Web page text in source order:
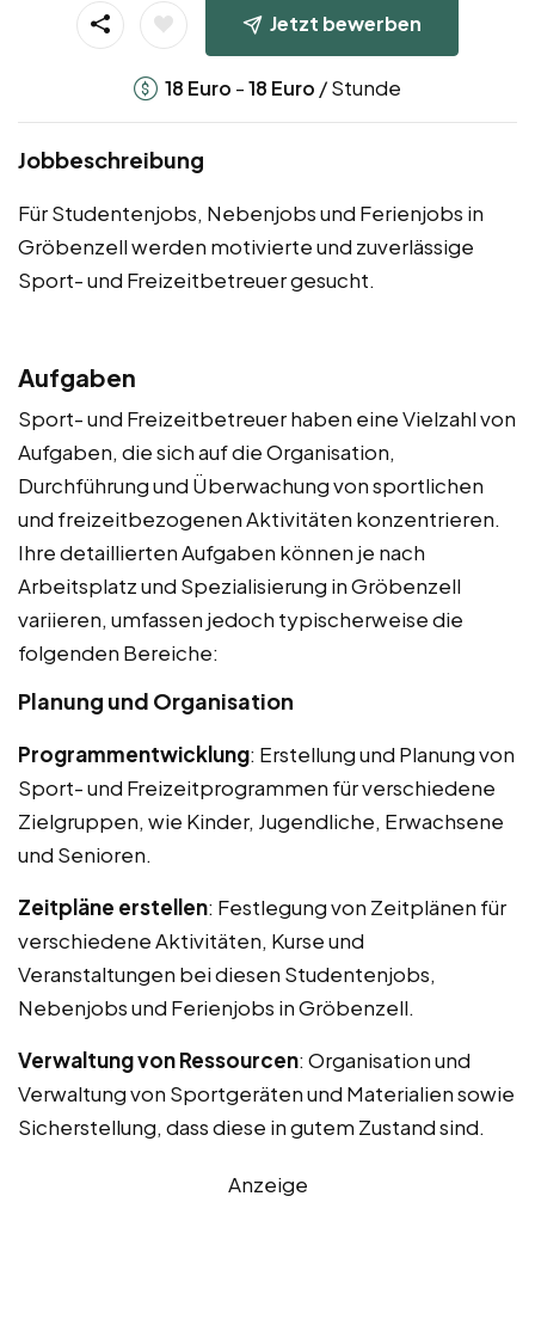
Jetzt bewerben
18 Euro -18 Euro / Stunde
Jobbeschreibung
Für Studentenjobs, Nebenjobs und Ferienjobs in
Gröbenzell werden motivierte und zuverlässige
Sport- und Freizeitbetreuer gesucht.
Aufgaben
Sport- und Freizeitbetreuer haben eine Vielzahl von
Aufgaben, die sich auf die Organisation,
Durchführung und Überwachung von sportlichen
und freizeitbezogenen Aktivitäten konzentrieren.
Ihre detaillierten Aufgaben können je nach
Arbeitsplatz und Spezialisierung in Gröbenzell
variieren, umfassen jedoch typischerweise die
folgenden Bereiche:
Planung und Organisation
Programmentwicklung: Erstellung und Planung von
Sport- und Freizeitprogrammen für verschiedene
Zielgruppen, wie Kinder, Jugendliche, Erwachsene
und Senioren.
Zeitpläne erstellen: Festlegung von Zeitplänen für
verschiedene Aktivitäten, Kurse und
Veranstaltungen bei diesen Studentenjobs,
Nebenjobs und Ferienjobs in Gröbenzell.
Verwaltung von Ressourcen: Organisation und
Verwaltung von Sportgeräten und Materialien sowie
Sicherstellung, dass diese in gutem Zustand sind.
Anzeige